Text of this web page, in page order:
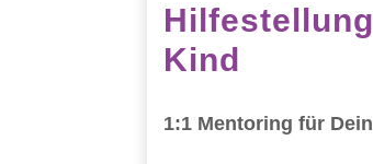
Kind
1:1 Mentoring für